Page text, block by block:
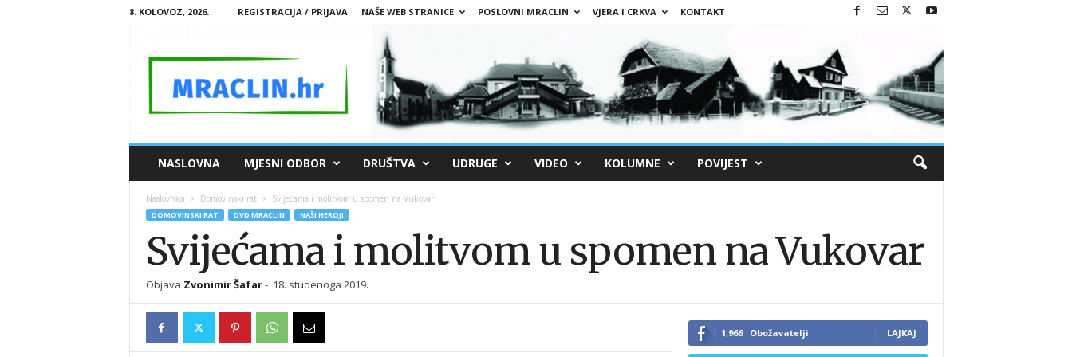
8. KOLOVOZ, 2026. REGISTRACIJA / PRIJAVA NAŠE WEB STRANICE POSLOVNI MRACLIN VJERA I CRKVA KONTAKT
M
A
R
NASLOVNA MJESNI ODBOR DRUŠTVA UDRUGE VIDEO KOLUMNE POVIJEST
Naslovnica Domovinski rat Svijećama i molitvom u spomen na Vukovar
DOMOVINSKI RAT DVD MRACLIN NAŠI HEROJI
Svijećama i molitvom u spomen na Vukovar
Objava Zvonimir Šafar- 18. studenoga 2019.
1,966 Obožavatelji LAJKAJ